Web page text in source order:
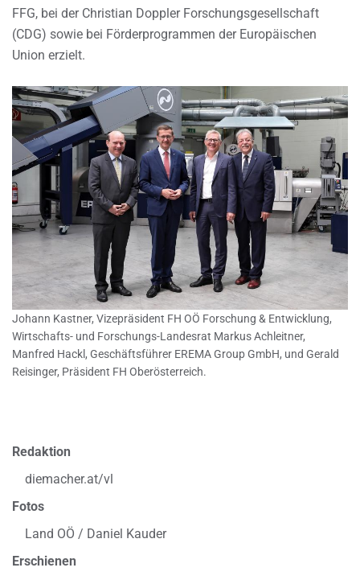
FFG, bei der Christian Doppler Forschungsgesellschaft
(CDG) sowie bei Förderprogrammen der Europäischen
Union erzielt.
Johann Kastner, Vizepräsident FH OÖ Forschung & Entwicklung,
Wirtschafts- und Forschungs-Landesrat Markus Achleitner,
Manfred Hackl, Geschäftsführer EREMA Group GmbH, und Gerald
Reisinger, Präsident FH Oberösterreich.
Redaktion
diemacher.at/vl
Fotos
Land OÖ / Daniel Kauder
Erschienen